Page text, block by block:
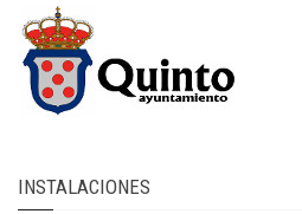
INSTALACIONES